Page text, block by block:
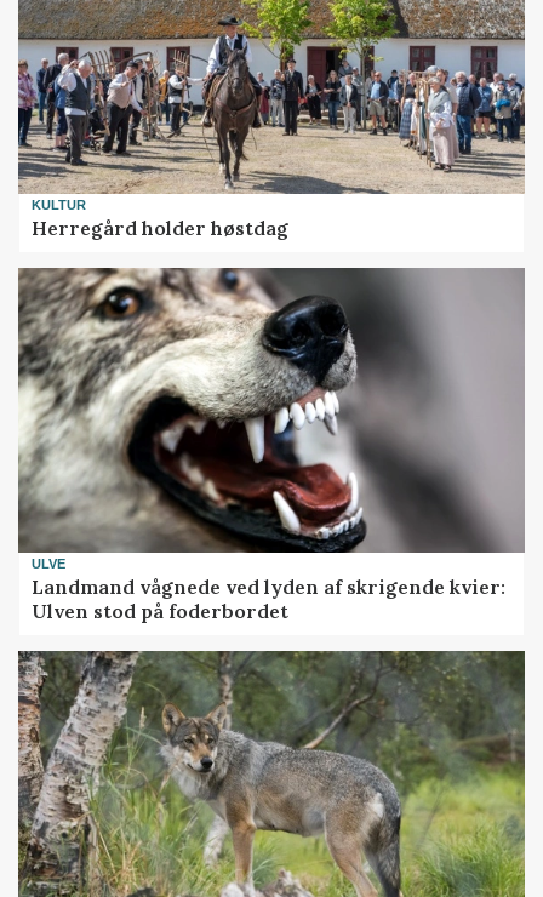
KULTUR
Herregård holder høstdag
ULVE
Landmand vågnede ved lyden af skrigende kvier:
Ulven stod på foderbordet